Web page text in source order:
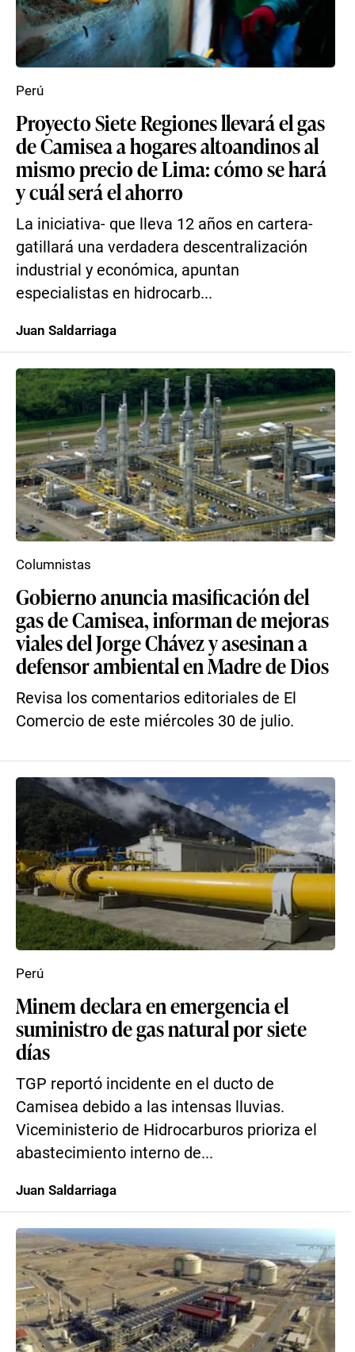
Proyecto Siete Regiones llevará el gas
de Camisea a hogares altoandinos al
mismo precio de Lima: cómo se hará
y cuál será el ahorro
La iniciativa- que lleva 12 años en cartera-
gatillará una verdadera descentralización
industrial y económica, apuntan
especialistas en hidrocarb...
Perú
Juan Saldarriaga
Gobierno anuncia masificación del
gas de Camisea, informan de mejoras
viales del Jorge Chávez y asesinan a
defensor ambiental en Madre de Dios
Revisa los comentarios editoriales de El
Comercio de este miércoles 30 de julio.
Columnistas
Minem declara en emergencia el
suministro de gas natural por siete
días
TGP reportó incidente en el ducto de
Camisea debido a las intensas lluvias.
Viceministerio de Hidrocarburos prioriza el
abastecimiento interno de...
Perú
Juan Saldarriaga